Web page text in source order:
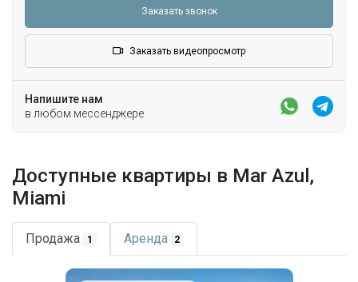
Заказать звонок
Заказать видеопросмотр
Напишите нам
в любом мессенджере
Доступные квартиры в Mar Azul,
Miami
Продажа 1 Аренда 2